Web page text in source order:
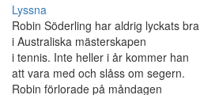
Lyssna
Robin Söderling har aldrig lyckats bra
i Australiska mästerskapen
i tennis. Inte heller i år kommer han
att vara med och slåss om segern.
Robin förlorade på måndagen